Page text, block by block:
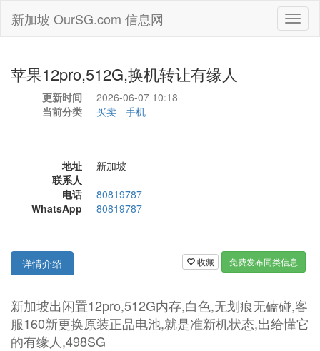
新加坡 OurSG.com 信息网
苹果12pro,512G,换机转让有缘人
更新时间
2026-06-07 10:18
当前分类
买卖 - 手机
地址
新加坡
联系人
电话
80819787
WhatsApp
80819787
收藏 免费发布同类信息
详情介绍
新加坡出闲置12pro,512G内存,白色,无划痕无磕碰,客
服160新更换原装正品电池,就是准新机状态,出给懂它
的有缘人,498SG